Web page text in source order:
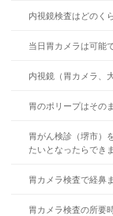
内視鏡検査はどのく
当日胃カメラは可能
内視鏡（胃カメラ、
胃のポリープはその
胃がん検診（堺市）
たいとなったらでき
胃カメラ検査で経鼻
胃カメラ検査の所要